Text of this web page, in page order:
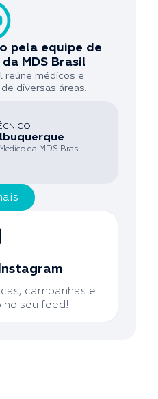
pela equipe de
MDS Brasil
reúne médicos e
diversas áreas.
da MDS Brasil
campanhas e
seu feed!